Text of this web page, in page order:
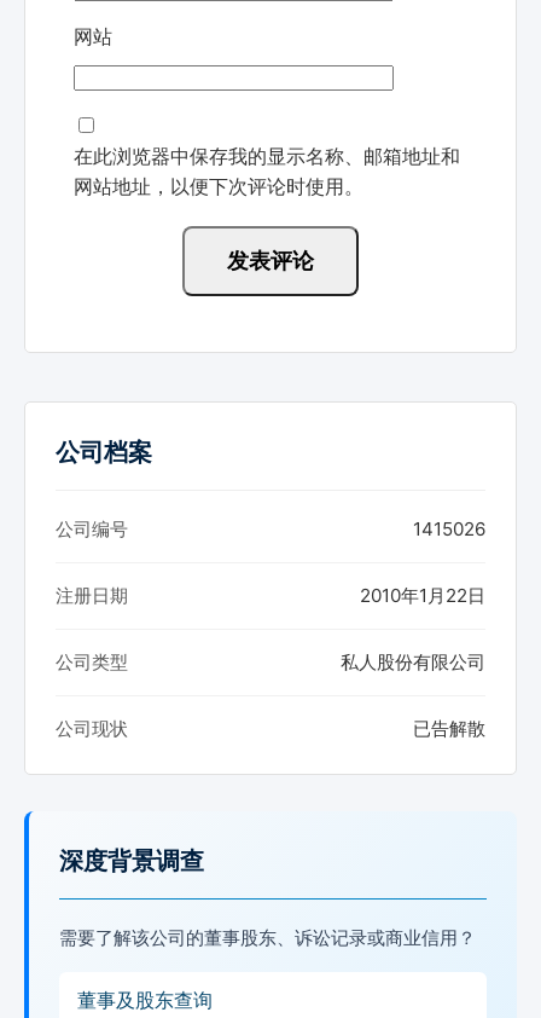
网站
在此浏览器中保存我的显示名称、邮箱地址和
网站地址，以便下次评论时使用。
公司档案
公司编号 1415026
注册日期 2010年1月22日
公司类型 私人股份有限公司
公司现状 已告解散
深度背景调查
需要了解该公司的董事股东、诉讼记录或商业信用？
董事及股东查询